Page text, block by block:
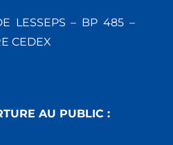
LESSEPS – BP 485 –
CEDEX
AU PUBLIC :